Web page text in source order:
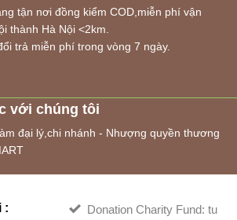
tận nơi đồng kiểm COD,miễn phí vận
thành Hà Nội <2km.
trả miễn phí trong vòng 7 ngày.
với chúng tôi
đại lý,chi nhánh - Nhượng quyền thương
:
Donation Charity Fund: tu